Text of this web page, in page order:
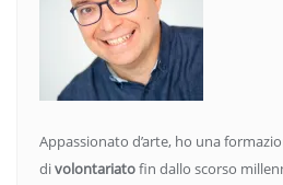
Appassionato d’arte, ho una
divolontariatofin dallo scorso